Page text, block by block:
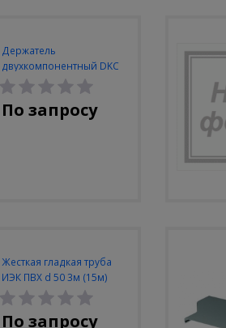
Держатель
двухкомпонентный DKC
32мм (100шт/упак)
По запросу
Жесткая гладкая труба
ИЭК ПВХ d 50 3м (15м)
По запросу